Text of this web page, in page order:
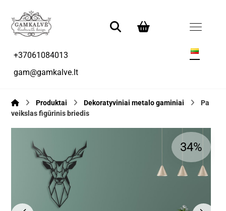
+37061084013
gam@gamkalve.lt
Produktai Dekoratyviniai metalo gaminiai
Pa
veikslas figūrinis briedis
34%